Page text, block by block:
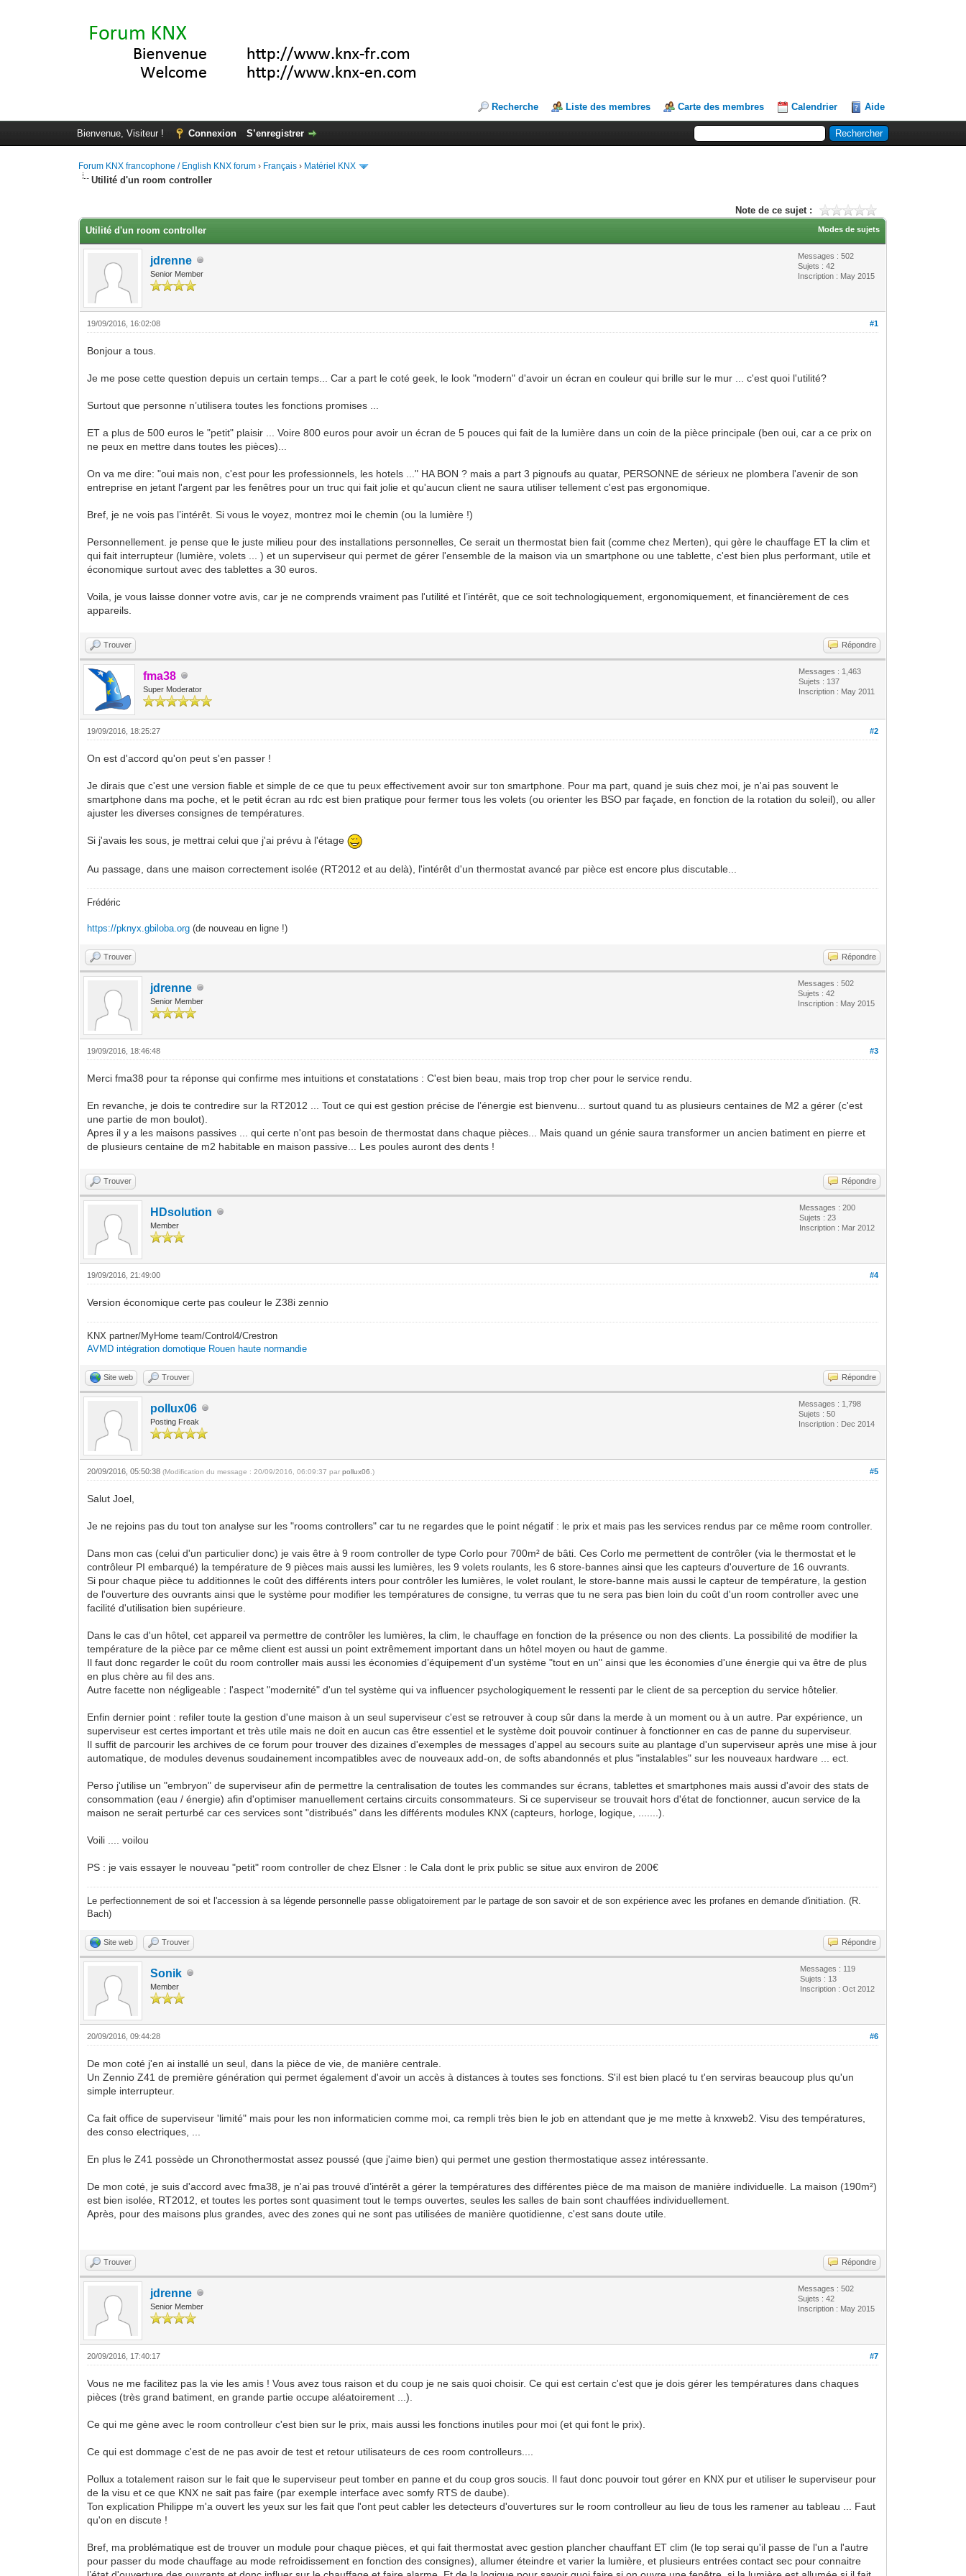
Recherche Liste des membres Carte des membres Calendrier Aide
Bienvenue, Visiteur ! Connexion S’enregistrer
Forum KNX francophone / English KNX forum › Français › Matériel KNX
Utilité d'un room controller
Note de ce sujet :
Modes de sujets
Utilité d'un room controller
jdrenne
Senior Member
Messages : 502
Sujets : 42
Inscription : May 2015
#1
19/09/2016, 16:02:08
Bonjour a tous.
Je me pose cette question depuis un certain temps... Car a part le coté geek, le look "modern" d'avoir un écran en couleur qui brille sur le mur ... c'est quoi l'utilité?
Surtout que personne n’utilisera toutes les fonctions promises ...
ET a plus de 500 euros le "petit" plaisir ... Voire 800 euros pour avoir un écran de 5 pouces qui fait de la lumière dans un coin de la pièce principale (ben oui, car a ce prix on
ne peux en mettre dans toutes les pièces)...
On va me dire: "oui mais non, c'est pour les professionnels, les hotels ..." HA BON ? mais a part 3 pignoufs au quatar, PERSONNE de sérieux ne plombera l'avenir de son
entreprise en jetant l'argent par les fenêtres pour un truc qui fait jolie et qu'aucun client ne saura utiliser tellement c'est pas ergonomique.
Bref, je ne vois pas l’intérêt. Si vous le voyez, montrez moi le chemin (ou la lumière !)
Personnellement. je pense que le juste milieu pour des installations personnelles, Ce serait un thermostat bien fait (comme chez Merten), qui gère le chauffage ET la clim et
qui fait interrupteur (lumière, volets ... ) et un superviseur qui permet de gérer l'ensemble de la maison via un smartphone ou une tablette, c'est bien plus performant, utile et
économique surtout avec des tablettes a 30 euros.
Voila, je vous laisse donner votre avis, car je ne comprends vraiment pas l'utilité et l’intérêt, que ce soit technologiquement, ergonomiquement, et financièrement de ces
appareils.
Trouver Répondre
fma38
Super Moderator
Messages : 1,463
Sujets : 137
Inscription : May 2011
#2
19/09/2016, 18:25:27
On est d'accord qu'on peut s'en passer !
Je dirais que c'est une version fiable et simple de ce que tu peux effectivement avoir sur ton smartphone. Pour ma part, quand je suis chez moi, je n'ai pas souvent le
smartphone dans ma poche, et le petit écran au rdc est bien pratique pour fermer tous les volets (ou orienter les BSO par façade, en fonction de la rotation du soleil), ou aller
ajuster les diverses consignes de températures.
Si j'avais les sous, je mettrai celui que j'ai prévu à l'étage
Au passage, dans une maison correctement isolée (RT2012 et au delà), l'intérêt d'un thermostat avancé par pièce est encore plus discutable...
Frédéric
https://pknyx.gbiloba.org (de nouveau en ligne !)
Trouver Répondre
jdrenne
Senior Member
Messages : 502
Sujets : 42
Inscription : May 2015
#3
19/09/2016, 18:46:48
Merci fma38 pour ta réponse qui confirme mes intuitions et constatations : C'est bien beau, mais trop trop cher pour le service rendu.
En revanche, je dois te contredire sur la RT2012 ... Tout ce qui est gestion précise de l’énergie est bienvenu... surtout quand tu as plusieurs centaines de M2 a gérer (c'est
une partie de mon boulot).
Apres il y a les maisons passives ... qui certe n'ont pas besoin de thermostat dans chaque pièces... Mais quand un génie saura transformer un ancien batiment en pierre et
de plusieurs centaine de m2 habitable en maison passive... Les poules auront des dents !
Trouver Répondre
HDsolution
Member
Messages : 200
Sujets : 23
Inscription : Mar 2012
#4
19/09/2016, 21:49:00
Version économique certe pas couleur le Z38i zennio
KNX partner/MyHome team/Control4/Crestron
AVMD intégration domotique Rouen haute normandie
Site web Trouver Répondre
pollux06
Posting Freak
Messages : 1,798
Sujets : 50
Inscription : Dec 2014
#5
20/09/2016, 05:50:38(Modification du message : 20/09/2016, 06:09:37 parpollux06 .)
Salut Joel,
Je ne rejoins pas du tout ton analyse sur les "rooms controllers" car tu ne regardes que le point négatif : le prix et mais pas les services rendus par ce même room controller.
Dans mon cas (celui d'un particulier donc) je vais être à 9 room controller de type Corlo pour 700m² de bâti. Ces Corlo me permettent de contrôler (via le thermostat et le
contrôleur PI embarqué) la température de 9 pièces mais aussi les lumières, les 9 volets roulants, les 6 store-bannes ainsi que les capteurs d'ouverture de 16 ouvrants.
Si pour chaque pièce tu additionnes le coût des différents inters pour contrôler les lumières, le volet roulant, le store-banne mais aussi le capteur de température, la gestion
de l'ouverture des ouvrants ainsi que le système pour modifier les températures de consigne, tu verras que tu ne sera pas bien loin du coût d'un room controller avec une
facilité d'utilisation bien supérieure.
Dans le cas d'un hôtel, cet appareil va permettre de contrôler les lumières, la clim, le chauffage en fonction de la présence ou non des clients. La possibilité de modifier la
température de la pièce par ce même client est aussi un point extrêmement important dans un hôtel moyen ou haut de gamme.
Il faut donc regarder le coût du room controller mais aussi les économies d’équipement d'un système "tout en un" ainsi que les économies d'une énergie qui va être de plus
en plus chère au fil des ans.
Autre facette non négligeable : l'aspect "modernité" d'un tel système qui va influencer psychologiquement le ressenti par le client de sa perception du service hôtelier.
Enfin dernier point : refiler toute la gestion d'une maison à un seul superviseur c'est se retrouver à coup sûr dans la merde à un moment ou à un autre. Par expérience, un
superviseur est certes important et très utile mais ne doit en aucun cas être essentiel et le système doit pouvoir continuer à fonctionner en cas de panne du superviseur.
Il suffit de parcourir les archives de ce forum pour trouver des dizaines d'exemples de messages d'appel au secours suite au plantage d'un superviseur après une mise à jour
automatique, de modules devenus soudainement incompatibles avec de nouveaux add-on, de softs abandonnés et plus "instalables" sur les nouveaux hardware ... ect.
Perso j'utilise un "embryon" de superviseur afin de permettre la centralisation de toutes les commandes sur écrans, tablettes et smartphones mais aussi d'avoir des stats de
consommation (eau / énergie) afin d'optimiser manuellement certains circuits consommateurs. Si ce superviseur se trouvait hors d'état de fonctionner, aucun service de la
maison ne serait perturbé car ces services sont "distribués" dans les différents modules KNX (capteurs, horloge, logique, .......).
Voili .... voilou
PS : je vais essayer le nouveau "petit" room controller de chez Elsner : le Cala dont le prix public se situe aux environ de 200€
Le perfectionnement de soi et l'accession à sa légende personnelle passe obligatoirement par le partage de son savoir et de son expérience avec les profanes en demande d'initiation. (R.
Bach)
Site web Trouver Répondre
Sonik
Member
Messages : 119
Sujets : 13
Inscription : Oct 2012
#6
20/09/2016, 09:44:28
De mon coté j'en ai installé un seul, dans la pièce de vie, de manière centrale.
Un Zennio Z41 de première génération qui permet également d'avoir un accès à distances à toutes ses fonctions. S'il est bien placé tu t'en serviras beaucoup plus qu'un
simple interrupteur.
Ca fait office de superviseur 'limité" mais pour les non informaticien comme moi, ca rempli très bien le job en attendant que je me mette à knxweb2. Visu des températures,
des conso electriques, ...
En plus le Z41 possède un Chronothermostat assez poussé (que j'aime bien) qui permet une gestion thermostatique assez intéressante.
De mon coté, je suis d'accord avec fma38, je n'ai pas trouvé d’intérêt a gérer la températures des différentes pièce de ma maison de manière individuelle. La maison (190m²)
est bien isolée, RT2012, et toutes les portes sont quasiment tout le temps ouvertes, seules les salles de bain sont chauffées individuellement.
Après, pour des maisons plus grandes, avec des zones qui ne sont pas utilisées de manière quotidienne, c'est sans doute utile.
Trouver Répondre
jdrenne
Senior Member
Messages : 502
Sujets : 42
Inscription : May 2015
#7
20/09/2016, 17:40:17
Vous ne me facilitez pas la vie les amis ! Vous avez tous raison et du coup je ne sais quoi choisir. Ce qui est certain c'est que je dois gérer les températures dans chaques
pièces (très grand batiment, en grande partie occupe aléatoirement ...).
Ce qui me gène avec le room controlleur c'est bien sur le prix, mais aussi les fonctions inutiles pour moi (et qui font le prix).
Ce qui est dommage c'est de ne pas avoir de test et retour utilisateurs de ces room controlleurs....
Pollux a totalement raison sur le fait que le superviseur peut tomber en panne et du coup gros soucis. Il faut donc pouvoir tout gérer en KNX pur et utiliser le superviseur pour
de la visu et ce que KNX ne sait pas faire (par exemple interface avec somfy RTS de daube).
Ton explication Philippe m'a ouvert les yeux sur les fait que l'ont peut cabler les detecteurs d'ouvertures sur le room controlleur au lieu de tous les ramener au tableau ... Faut
qu'on en discute !
Bref, ma problématique est de trouver un module pour chaque pièces, et qui fait thermostat avec gestion plancher chauffant ET clim (le top serai qu'il passe de l'un a l'autre
pour passer du mode chauffage au mode refroidissement en fonction des consignes), allumer éteindre et varier la lumière, et plusieurs entrées contact sec pour connaitre